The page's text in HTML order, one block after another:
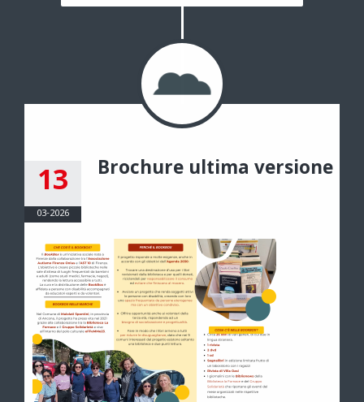
13
03-2026
Brochure ultima versione